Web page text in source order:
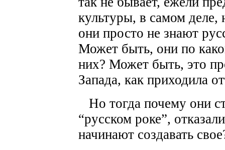
культуры, в самом
они просто не знают
Может быть, они по
них? Может быть, это
Запада, как приходила
Но тогда почему они
“русском роке”,
начинают создавать